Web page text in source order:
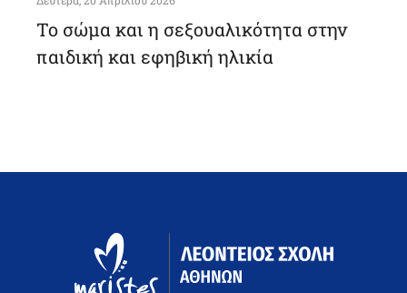
Το σώμα και η σεξουαλικότητα στην
παιδική και εφηβική ηλικία